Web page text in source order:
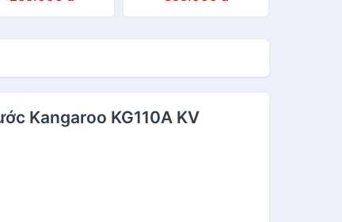
KG10A5,
chính hãng
Kangaroo KG110A KV